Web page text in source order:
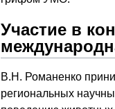
Участие в
В.Н. Романенко
региональных